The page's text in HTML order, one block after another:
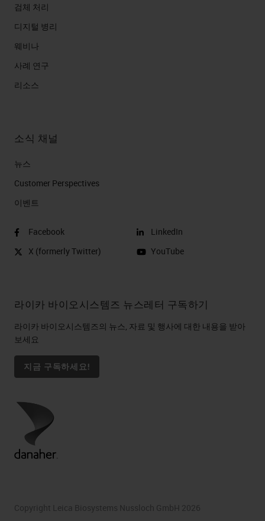
검체 처리
디지털 병리
웨비나
사례 연구
리소스
소식 채널
뉴스
Customer Perspectives​
이벤트
Facebook
X (formerly Twitter)
LinkedIn
YouTube
라이카 바이오시스템즈 뉴스레터 구독하기
라이카 바이오시스템즈의 뉴스, 자료 및 행사에 대한 내용을 받아
보세요
지금 구독하세요!
Copyright Leica Biosystems Nussloch GmbH 2026